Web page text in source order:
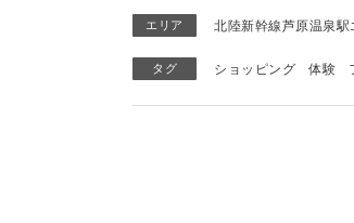
エリア 北陸新幹線芦原温泉駅
タグ ショッピング 体験